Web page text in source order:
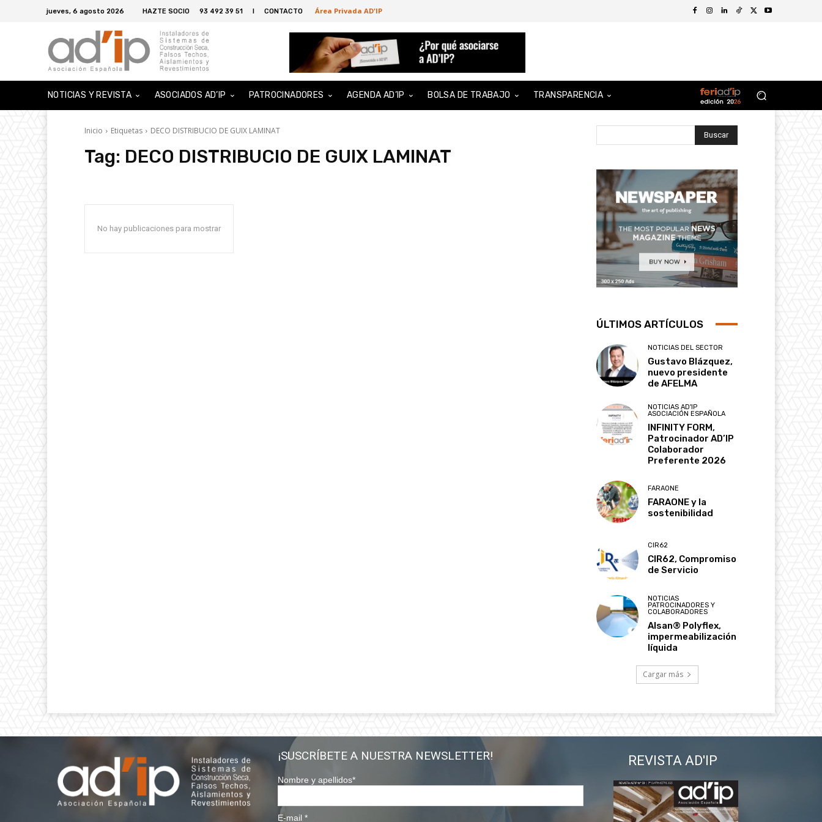
jueves, 6 agosto 2026 HAZTE SOCIO 93 492 39 51 I CONTACTO Área Privada AD'IP
NOTICIAS Y REVISTA ASOCIADOS AD’IP PATROCINADORES AGENDA AD’IP BOLSA DE TRABAJO TRANSPARENCIA
Inicio Etiquetas DECO DISTRIBUCIO DE GUIX LAMINAT
Tag: DECO DISTRIBUCIO DE GUIX LAMINAT
No hay publicaciones para mostrar
Buscar
ÚLTIMOS ARTÍCULOS
NOTICIAS DEL SECTOR
Gustavo Blázquez,
nuevo presidente
de AFELMA
NOTICIAS AD'IP
ASOCIACIÓN ESPAÑOLA
INFINITY FORM,
Patrocinador AD’IP
Colaborador
Preferente 2026
FARAONE
FARAONE y la
sostenibilidad
CIR62
CIR62, Compromiso
de Servicio
NOTICIAS
PATROCINADORES Y
COLABORADORES
Alsan® Polyflex,
impermeabilización
líquida
Cargar más
¡SUSCRÍBETE A NUESTRA NEWSLETTER!
Nombre y apellidos*
E-mail*
REVISTA AD'IP